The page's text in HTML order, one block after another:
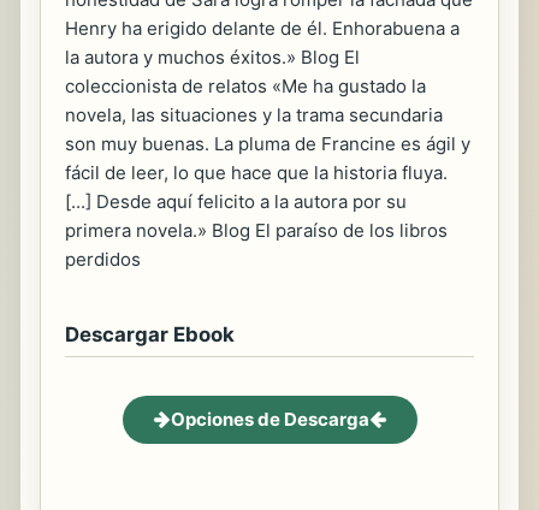
Henry ha erigido delante de él. Enhorabuena a
la autora y muchos éxitos.» Blog El
coleccionista de relatos «Me ha gustado la
novela, las situaciones y la trama secundaria
son muy buenas. La pluma de Francine es ágil y
fácil de leer, lo que hace que la historia fluya.
[...] Desde aquí felicito a la autora por su
primera novela.» Blog El paraíso de los libros
perdidos
Descargar Ebook
Opciones de Descarga